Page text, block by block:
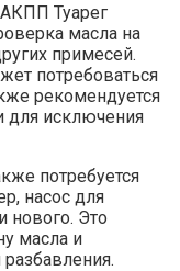
Туарег
масла на
примесей.
потребоваться
рекомендуется
для исключения
потребуется
насос для
нового. Это
масла и